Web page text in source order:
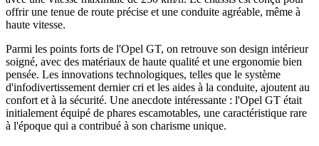
offrir une tenue de route précise et une conduite agréable, même à
haute vitesse.
Parmi les points forts de l'Opel GT, on retrouve son design intérieur
soigné, avec des matériaux de haute qualité et une ergonomie bien
pensée. Les innovations technologiques, telles que le système
d'infodivertissement dernier cri et les aides à la conduite, ajoutent au
confort et à la sécurité. Une anecdote intéressante : l'Opel GT était
initialement équipé de phares escamotables, une caractéristique rare
à l'époque qui a contribué à son charisme unique.